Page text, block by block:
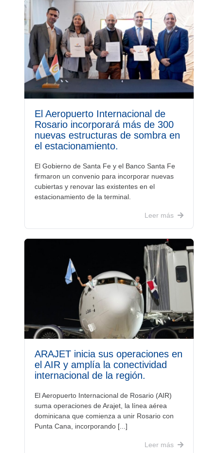
El Aeropuerto Internacional de
Rosario incorporará más de 300
nuevas estructuras de sombra en
el estacionamiento.
El Gobierno de Santa Fe y el Banco Santa Fe
firmaron un convenio para incorporar nuevas
cubiertas y renovar las existentes en el
estacionamiento de la terminal.
Leer más
ARAJET inicia sus operaciones en
el AIR y amplía la conectividad
internacional de la región.
El Aeropuerto Internacional de Rosario (AIR)
suma operaciones de Arajet, la línea aérea
dominicana que comienza a unir Rosario con
Punta Cana, incorporando [...]
Leer más